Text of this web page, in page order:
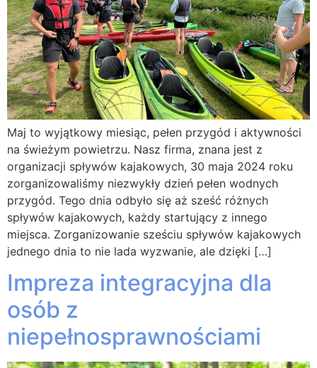
Maj to wyjątkowy miesiąc, pełen przygód i aktywności
na świeżym powietrzu. Nasz firma, znana jest z
organizacji spływów kajakowych, 30 maja 2024 roku
zorganizowaliśmy niezwykły dzień pełen wodnych
przygód. Tego dnia odbyło się aż sześć różnych
spływów kajakowych, każdy startujący z innego
miejsca. Zorganizowanie sześciu spływów kajakowych
jednego dnia to nie lada wyzwanie, ale dzięki […]
Impreza integracyjna dla
osób z
niepełnosprawnościami